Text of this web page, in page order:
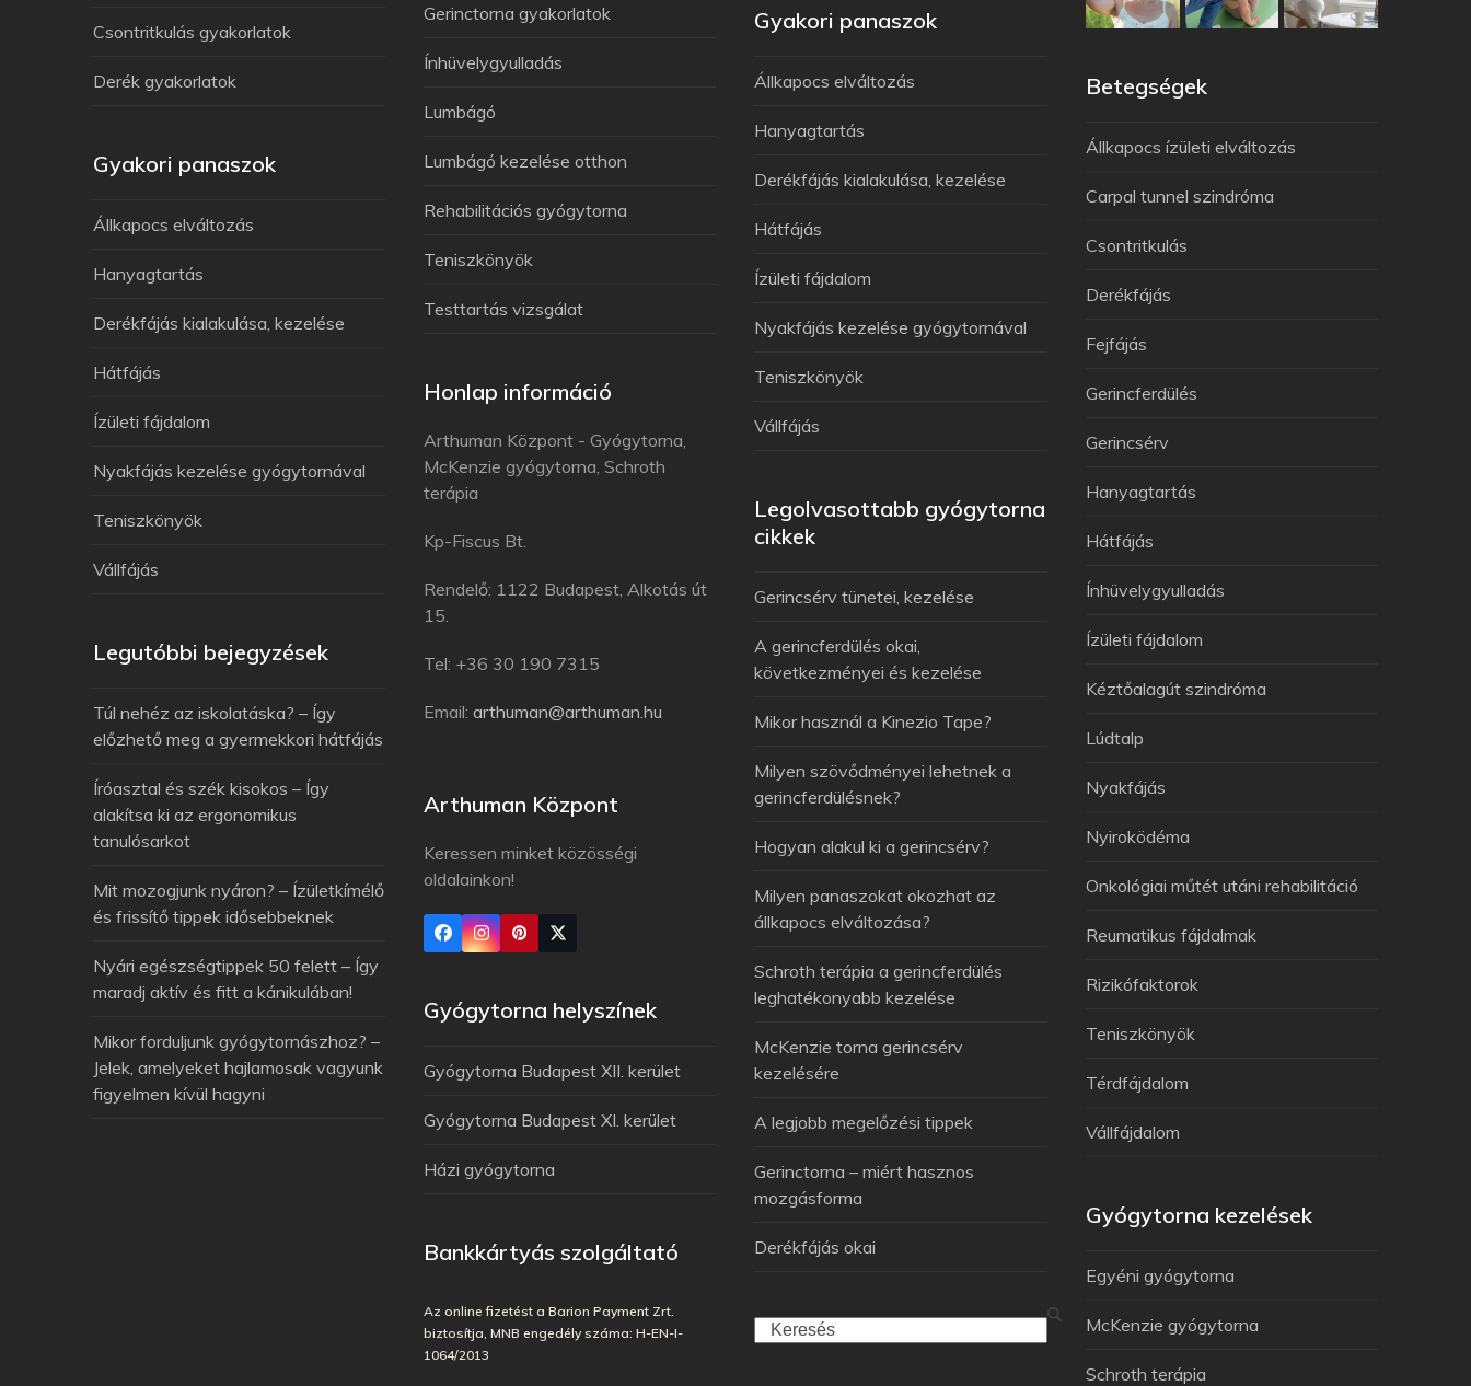
Csontritkulás gyakorlatok
Derék gyakorlatok
Gyakori panaszok
Állkapocs elváltozás
Hanyagtartás
Derékfájás kialakulása, kezelése
Hátfájás
Ízületi fájdalom
Nyakfájás kezelése gyógytornával
Teniszkönyök
Vállfájás
Legutóbbi bejegyzések
Túl nehéz az iskolatáska? – Így
előzhető meg a gyermekkori hátfájás
Íróasztal és szék kisokos – Így
alakítsa ki az ergonomikus
tanulósarkot
Mit mozogjunk nyáron? – Ízületkímélő
és frissítő tippek idősebbeknek
Nyári egészségtippek 50 felett – Így
maradj aktív és fitt a kánikulában!
Mikor forduljunk gyógytornászhoz? –
Jelek, amelyeket hajlamosak vagyunk
figyelmen kívül hagyni
Gerinctorna gyakorlatok
Ínhüvelygyulladás
Lumbágó
Lumbágó kezelése otthon
Rehabilitációs gyógytorna
Teniszkönyök
Testtartás vizsgálat
Honlap információ
Arthuman Központ - Gyógytorna,
McKenzie gyógytorna, Schroth
terápia
Kp-Fiscus Bt.
Rendelő: 1122 Budapest, Alkotás út
15.
Tel: +36 30 190 7315
Email:arthuman@arthuman.hu
Arthuman Központ
Keressen minket közösségi
oldalainkon!
Gyógytorna helyszínek
Gyógytorna Budapest XII. kerület
Gyógytorna Budapest XI. kerület
Házi gyógytorna
Bankkártyás szolgáltató
Az online fizetést a Barion Payment Zrt.
biztosítja, MNB engedély száma: H-EN-I-
1064/2013
Gyakori panaszok
Állkapocs elváltozás
Hanyagtartás
Derékfájás kialakulása, kezelése
Hátfájás
Ízületi fájdalom
Nyakfájás kezelése gyógytornával
Teniszkönyök
Vállfájás
Legolvasottabb gyógytorna
cikkek
Gerincsérv tünetei, kezelése
A gerincferdülés okai,
következményei és kezelése
Mikor használ a Kinezio Tape?
Milyen szövődményei lehetnek a
gerincferdülésnek?
Hogyan alakul ki a gerincsérv?
Milyen panaszokat okozhat az
állkapocs elváltozása?
Schroth terápia a gerincferdülés
leghatékonyabb kezelése
McKenzie torna gerincsérv
kezelésére
A legjobb megelőzési tippek
Gerinctorna – miért hasznos
mozgásforma
Derékfájás okai
Betegségek
Állkapocs ízületi elváltozás
Carpal tunnel szindróma
Csontritkulás
Derékfájás
Fejfájás
Gerincferdülés
Gerincsérv
Hanyagtartás
Hátfájás
Ínhüvelygyulladás
Ízületi fájdalom
Kéztőalagút szindróma
Lúdtalp
Nyakfájás
Nyiroködéma
Onkológiai műtét utáni rehabilitáció
Reumatikus fájdalmak
Rizikófaktorok
Teniszkönyök
Térdfájdalom
Vállfájdalom
Gyógytorna kezelések
Egyéni gyógytorna
McKenzie gyógytorna
Schroth terápia